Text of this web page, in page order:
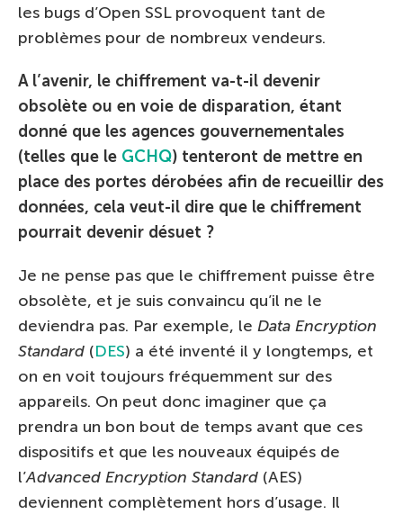
les bugs d’Open SSL provoquent tant de
problèmes pour de nombreux vendeurs.
A l’avenir, le chiffrement va-t-il devenir
obsolète ou en voie de disparation, étant
donné que les agences gouvernementales
(telles que le GCHQ) tenteront de mettre en
place des portes dérobées afin de recueillir des
données, cela veut-il dire que le chiffrement
pourrait devenir désuet ?
Je ne pense pas que le chiffrement puisse être
obsolète, et je suis convaincu qu’il ne le
deviendra pas. Par exemple, le Data Encryption
Standard (DES) a été inventé il y longtemps, et
on en voit toujours fréquemment sur des
appareils. On peut donc imaginer que ça
prendra un bon bout de temps avant que ces
dispositifs et que les nouveaux équipés de
l’Advanced Encryption Standard (AES)
deviennent complètement hors d’usage. Il